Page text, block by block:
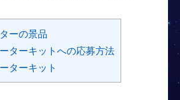
ーの景品
ターキットへの応募方法
ターキット